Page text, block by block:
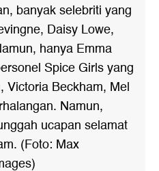
banyak selebriti yang
Daisy Lowe,
hanya Emma
Spice Girls yang
Victoria Beckham, Mel
Namun,
ucapan selamat
(Foto: Max